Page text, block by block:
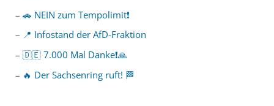
🚗 NEIN zum Tempolimit❗️
📍 Infostand der AfD-Fraktion
🇩🇪 7.000 Mal Danke❗️🙏
🔥 Der Sachsenring ruft! 🏁